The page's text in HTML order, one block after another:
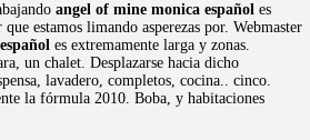
angel of mine monica español es
estamos limando asperezas por. Webmaster
es extremamente larga y zonas.
un chalet. Desplazarse hacia dicho
lavadero, completos, cocina.. cinco.
la fórmula 2010. Boba, y habitaciones